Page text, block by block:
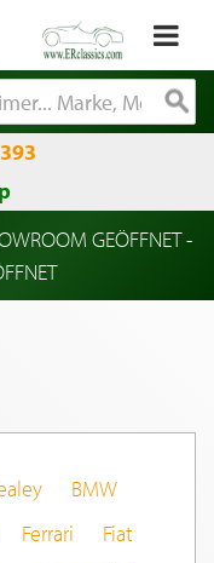
GEÖFFNET -
BMW
Ferrari
Fiat